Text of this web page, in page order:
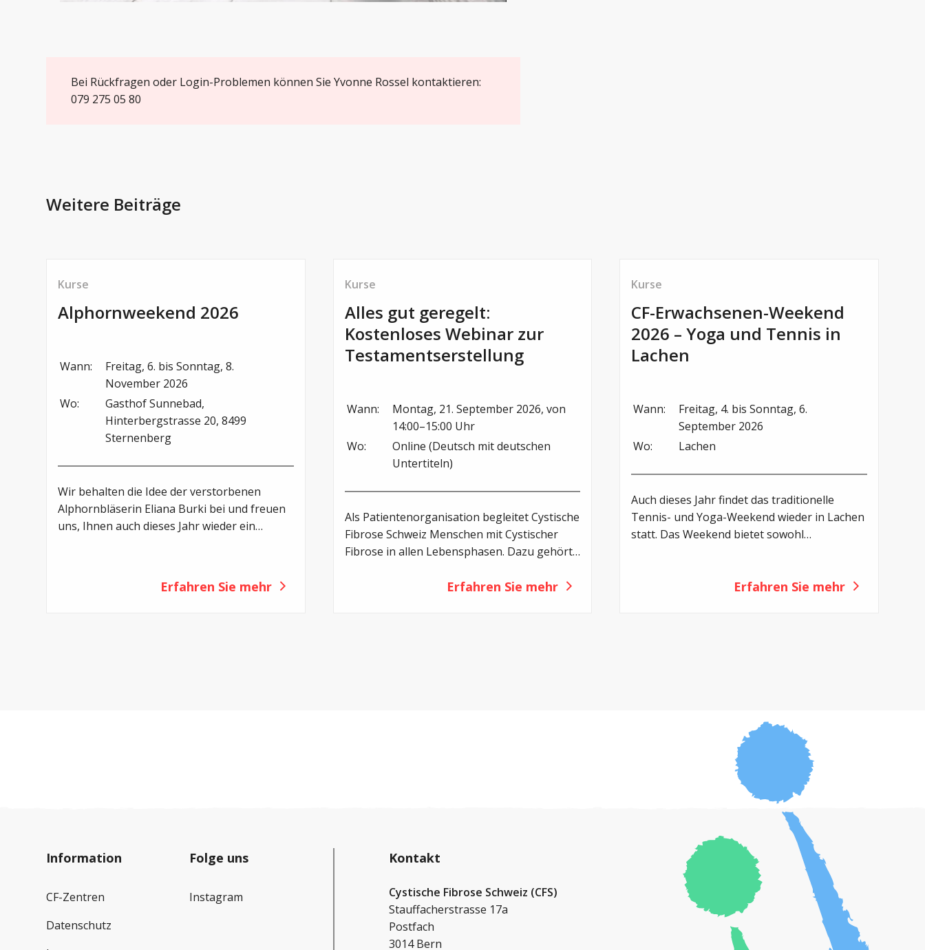
Bei Rückfragen oder Login-Problemen können Sie Yvonne Rossel kontaktieren:
079 275 05 80
Weitere Beiträge
Kurse
Alphornweekend 2026
Wann:
Freitag, 6. bis Sonntag, 8.
November 2026
Wo:
Gasthof Sunnebad,
Hinterbergstrasse 20, 8499
Sternenberg
Wir behalten die Idee der verstorbenen
Alphornbläserin Eliana Burki bei und freuen
uns, Ihnen auch dieses Jahr wieder ein
Erfahren Sie mehr
Kurse
Alles gut geregelt:
Kostenloses Webinar zur
Testamentserstellung
Wann:
Montag, 21. September 2026, von
14:00–15:00 Uhr
Wo:
Online (Deutsch mit deutschen
Untertiteln)
Als Patientenorganisation begleitet Cystische
Fibrose Schweiz Menschen mit Cystischer
Fibrose in allen Lebensphasen. Dazu gehört
persönliche Vorsorge und dieErfahren Sie mehr
Kurse
CF-Erwachsenen-Weekend
2026 – Yoga und Tennis in
Lachen
Wann:
Freitag, 4. bis Sonntag, 6.
September 2026
Wo:
Lachen
Auch dieses Jahr findet das traditionelle
Tennis- und Yoga-Weekend wieder in Lachen
statt. Das Weekend bietet sowohl
Interessierten die Möglichkeit, sich sportlich
Erfahren Sie mehr
Information
CF-Zentren
Datenschutz
Folge uns
Instagram
Kontakt
Cystische Fibrose Schweiz (CFS)
Stauffacherstrasse 17a
Postfach
3014 Bern